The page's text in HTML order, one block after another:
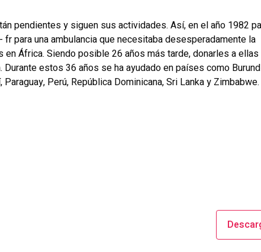
pendientes y siguen sus actividades. Así, en el año 1982
para una ambulancia que necesitaba desesperadamente la
en África. Siendo posible 26 años más tarde, donarles a
estos 36 años se ha ayudado en países como
Perú, República Dominicana, Sri Lanka y Zimbabwe.